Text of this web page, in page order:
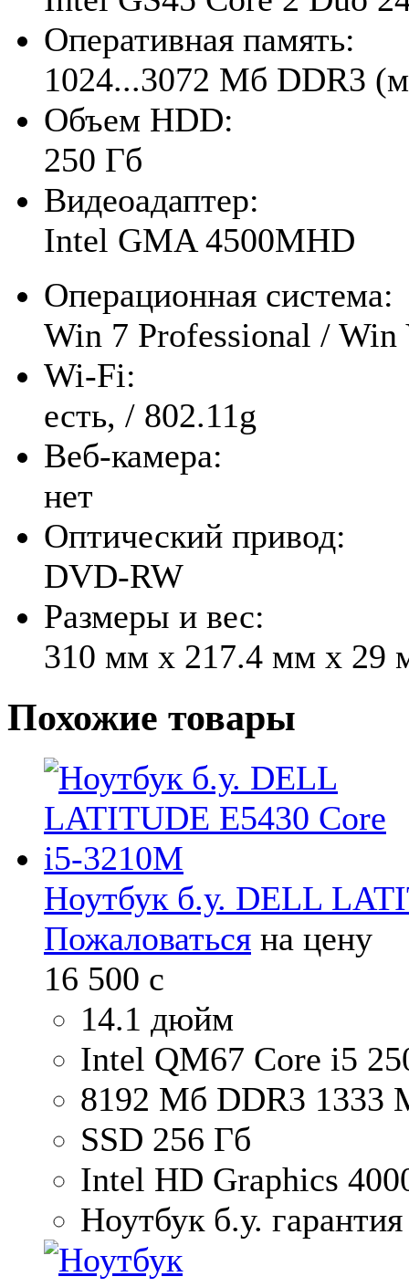
Оперативная память:
1024...3072 Мб DDR3
Объем HDD:
250 Гб
Видеоадаптер:
Intel GMA 4500MHD
Операционная система:
Win 7 Professional /
Wi-Fi:
есть, / 802.11g
Веб-камера:
нет
Оптический привод:
DVD-RW
Размеры и вес:
310 мм x 217.4 мм x 29
Похожие товары
Ноутбук б.у. DELL
Пожаловаться на цену
16 500 c
14.1 дюйм
Intel QM67 Core i5
8192 Мб DDR3 1333
SSD 256 Гб
Intel HD Graphics
Ноутбук б.у.